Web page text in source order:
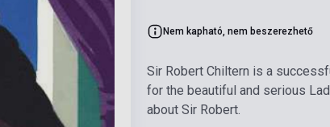
Nem kapható, nem beszerezhető
Sir Robert Chiltern is a
for the beautiful and serious
about Sir Robert.